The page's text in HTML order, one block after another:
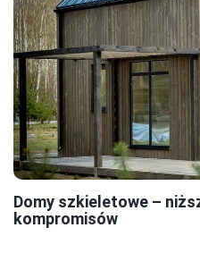
Domy szkieletowe –
kompromisów